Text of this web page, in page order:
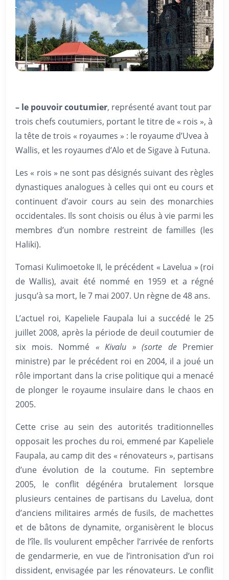
– le pouvoir coutumier, représenté avant tout par
trois chefs coutumiers, portant le titre de « rois », à
la tête de trois « royaumes » : le royaume d’Uvea à
Wallis, et les royaumes d’Alo et de Sigave à Futuna.
Les « rois » ne sont pas désignés suivant des règles
dynastiques analogues à celles qui ont eu cours et
continuent d’avoir cours au sein des monarchies
occidentales. Ils sont choisis ou élus à vie parmi les
membres d’un nombre restreint de familles (les
Haliki).
Tomasi Kulimoetoke II, le précédent « Lavelua » (roi
de Wallis), avait été nommé en 1959 et a régné
jusqu’à sa mort, le 7 mai 2007. Un règne de 48 ans.
L’actuel roi, Kapeliele Faupala lui a succédé le 25
juillet 2008, après la période de deuil coutumier de
six mois. Nommé « Kivalu » (sorte de Premier
ministre) par le précédent roi en 2004, il a joué un
rôle important dans la crise politique qui a menacé
de plonger le royaume insulaire dans le chaos en
2005.
Cette crise au sein des autorités traditionnelles
opposait les proches du roi, emmené par Kapeliele
Faupala, au camp dit des « rénovateurs », partisans
d’une évolution de la coutume. Fin septembre
2005, le conflit dégénéra brutalement lorsque
plusieurs centaines de partisans du Lavelua, dont
d’anciens militaires armés de fusils, de machettes
et de bâtons de dynamite, organisèrent le blocus
de l’île. Ils voulurent empêcher l’arrivée de renforts
de gendarmerie, en vue de l’intronisation d’un roi
dissident, envisagée par les rénovateurs. Le conflit